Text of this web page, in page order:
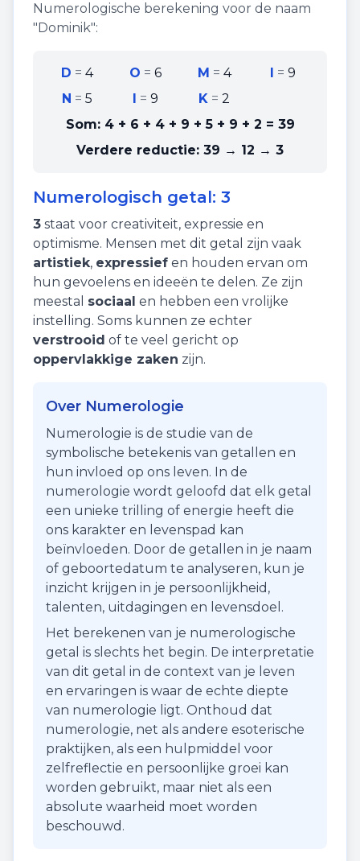
Numerologische berekening voor de naam
"Dominik":
D = 4 O =6 M = 4 I =9
N = 5 I =9 K =2
Som: 4 + 6 + 4 + 9 + 5 + 9 + 2 = 39
Verdere reductie: 39 → 12 → 3
Numerologisch getal: 3
3 staat voor creativiteit, expressie en
optimisme. Mensen met dit getal zijn vaak
artistiek, expressief en houden ervan om
hun gevoelens en ideeën te delen. Ze zijn
meestal sociaal en hebben een vrolijke
instelling. Soms kunnen ze echter
verstrooid of te veel gericht op
oppervlakkige zaken zijn.
Over Numerologie
Numerologie is de studie van de
symbolische betekenis van getallen en
hun invloed op ons leven. In de
numerologie wordt geloofd dat elk getal
een unieke trilling of energie heeft die
ons karakter en levenspad kan
beïnvloeden. Door de getallen in je naam
of geboortedatum te analyseren, kun je
inzicht krijgen in je persoonlijkheid,
talenten, uitdagingen en levensdoel.
Het berekenen van je numerologische
getal is slechts het begin. De interpretatie
van dit getal in de context van je leven
en ervaringen is waar de echte diepte
van numerologie ligt. Onthoud dat
numerologie, net als andere esoterische
praktijken, als een hulpmiddel voor
zelfreflectie en persoonlijke groei kan
worden gebruikt, maar niet als een
absolute waarheid moet worden
beschouwd.